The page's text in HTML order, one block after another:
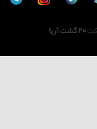
20 گشت آریا